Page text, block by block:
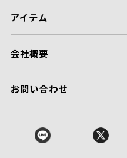
アイテム
会社概要
お問い合わせ